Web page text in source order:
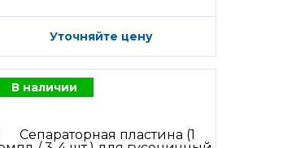
Уточняйте цену
В наличии